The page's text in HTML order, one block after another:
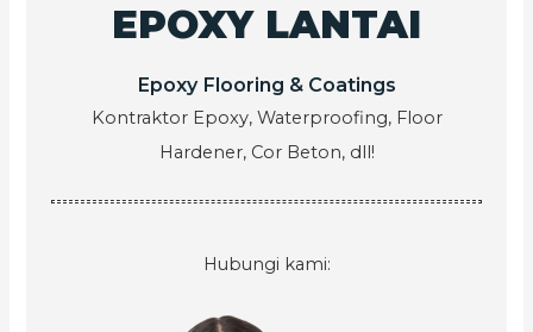
EPOXY LANTAI
Epoxy Flooring & Coatings
Kontraktor Epoxy, Waterproofing, Floor
Hardener, Cor Beton, dll!
Hubungi kami: